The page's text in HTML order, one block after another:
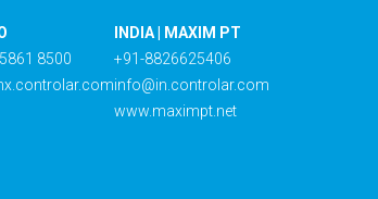
8500
INDIA | MAXIM PT
+91-8826625406
info@in.controlar.com
www.maximpt.net